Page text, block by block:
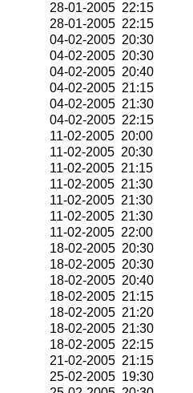
28-01-2005 22:15
28-01-2005 22:15
04-02-2005 20:30
04-02-2005 20:30
04-02-2005 20:40
04-02-2005 21:15
04-02-2005 21:30
04-02-2005 22:15
11-02-2005 20:00
11-02-2005 20:30
11-02-2005 21:15
11-02-2005 21:30
11-02-2005 21:30
11-02-2005 21:30
11-02-2005 22:00
18-02-2005 20:30
18-02-2005 20:30
18-02-2005 20:40
18-02-2005 21:15
18-02-2005 21:20
18-02-2005 21:30
18-02-2005 22:15
21-02-2005 21:15
25-02-2005 19:30